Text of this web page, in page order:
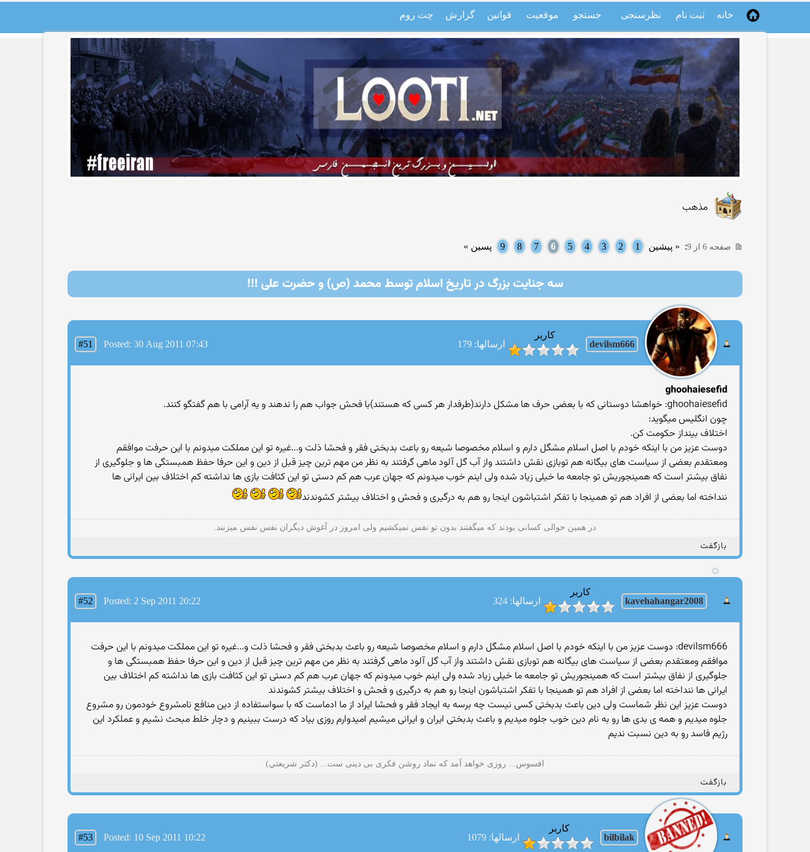
خانه ثبت نام نظرسنجی جستجو موقعیت قوانین گزارش چت روم
مذهب
صفحه 6 از 9 : « پیشین 1
2
3
4
5
6
7
8
9 پسین »
سه جنایت بزرگ در تاریخ اسلام توسط محمد (ص) و حضرت علی !!!
devilsm666
کاربر
ارسالها: 179
#51 Posted: 30 Aug 2011 07:43
ghoohaiesefid
ghoohaiesefid: خواهشا دوستانی که با بعضی حرف ها مشکل دارند(طرفدار هر کسی که هستند)با فحش جواب هم را ندهند و یه آرامی با هم گفتگو کنند.
چون انگلیس میگوید:
اختلاف بینداز حکومت کن.
دوست عزیز من با اینكه خودم با اصل اسلام مشگل دارم و اسلام مخصوصا شیعه رو باعث بدبختی فقر و فحشا ذلت و...غیره تو این مملكت میدونم با این حرفت موافقم
ومعتقدم بعضی از سیاست های بیگانه هم توبازی نقش داشتند واز آب گل آلود ماهی گرفتند به نظر من مهم ترین چیز قبل از دین و این حرفا حفظ همبستگی ها و جلوگیری از
نفاق بیشتر است كه همینجوریش تو جامعه ما خیلی زیاد شده ولی اینم خوب میدونم كه جهان عرب هم كم دستی تو این كثافت بازی ها نداشته كم اختلاف بین ایرانی ها
ننداخته اما بعضی از افراد هم تو همینجا با تفكر اشتباشون اینجا رو هم به درگیری و فحش و اختلاف بیشتر كشوندند
در همین حوالی كسانی بودند كه میگفتند بدون تو نفس نمیكشیم ولی امروز در آغوش دیگران نفس نفس میزنند.
بازگفت
kavehahangar2008
کاربر
ارسالها: 324
#52 Posted: 2 Sep 2011 20:22
devilsm666: دوست عزیز من با اینكه خودم با اصل اسلام مشگل دارم و اسلام مخصوصا شیعه رو باعث بدبختی فقر و فحشا ذلت و...غیره تو این مملكت میدونم با این حرفت
موافقم ومعتقدم بعضی از سیاست های بیگانه هم توبازی نقش داشتند واز آب گل آلود ماهی گرفتند به نظر من مهم ترین چیز قبل از دین و این حرفا حفظ همبستگی ها و
جلوگیری از نفاق بیشتر است كه همینجوریش تو جامعه ما خیلی زیاد شده ولی اینم خوب میدونم كه جهان عرب هم كم دستی تو این كثافت بازی ها نداشته كم اختلاف بین
ایرانی ها ننداخته اما بعضی از افراد هم تو همینجا با تفكر اشتباشون اینجا رو هم به درگیری و فحش و اختلاف بیشتر كشوندند
دوست عزیز این نظر شماست ولی دین باعث بدبختی كسی نیست چه برسه به ایجاد فقر و فحشا ایراد از ما ادماست كه با سواستفاده از دین منافع نامشروع خودمون رو مشروع
جلوه میدیم و همه ی بدی ها رو به نام دین خوب جلوه میدیم و باعث بدبختی ایران و ایرانی میشیم امیدوارم روزی بیاد كه درست ببینیم و دچار خلط مبحث نشیم و عملكرد این
رژیم فاسد رو به دین نسبت ندیم
افسوس... روزی خواهد آمد که نماد روشن فکری بی دینی ست... (دكتر شريعتي)
بازگفت
bilbilak
کاربر
ارسالها: 1079
#53 Posted: 10 Sep 2011 10:22